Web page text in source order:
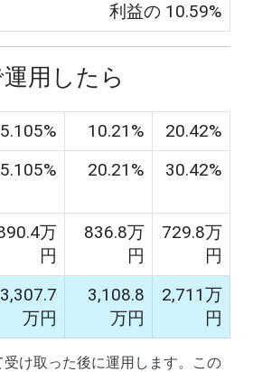
利益の 10.59%
用したら
5.105% 10.21 % 20.42%
% 20.21 % 30.42%
万
円
836.8万
円
729.8万
円
3,307.7
万円
3,108.8
万円
2,711万
円
け取った後に運用します。この